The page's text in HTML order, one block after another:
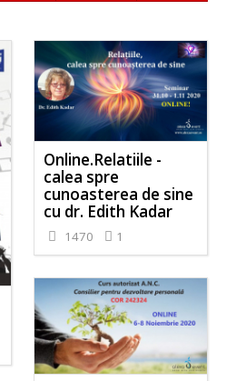
Online.Relatiile -
calea spre
cunoasterea de sine
cu dr. Edith Kadar
1470 1